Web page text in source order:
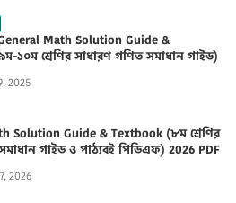
Math Solution Guide &
১০ম শ্রেণির সাধারণ গণিত সমাধান গাইড)
2025
Solution Guide & Textbook (৮ম শ্রেণির
গাইড ও পাঠ্যবই পিডিএফ) 2026 PDF
2026